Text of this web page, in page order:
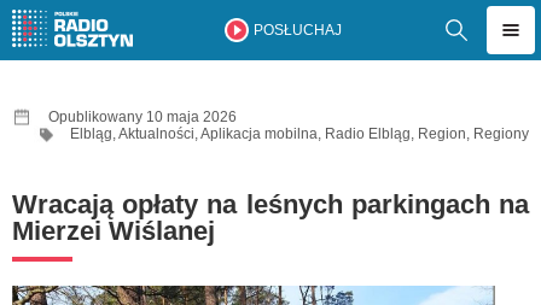
POSŁUCHAJ
Opublikowany 10 maja 2026
Elbląg,Aktualności,Aplikacja mobilna, Radio Elbląg, Region, Regiony
Wracają opłaty na leśnych parkingach na
Mierzei Wiślanej